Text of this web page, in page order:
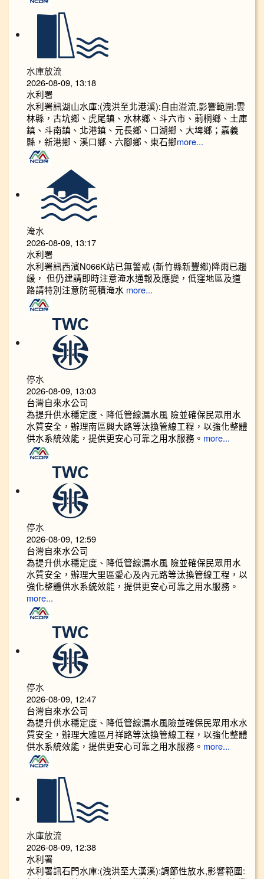
水庫放流
2026-08-09, 13:18
水利署
水利署訊湖山水庫:(洩洪至北港溪):自由溢流,影響範圍:雲
林縣，古坑鄉、虎尾鎮、水林鄉、斗六市、莿桐鄉、土庫
鎮、斗南鎮、北港鎮、元長鄉、口湖鄉、大埤鄉；嘉義
縣，新港鄉、溪口鄉、六腳鄉、東石鄉more...
淹水
2026-08-09, 13:17
水利署
水利署訊西濱N066K站已無警戒 (新竹縣新豐鄉)降雨已趨
緩， 但仍建請即時注意淹水通報及應變，低窪地區及道
路請特別注意防範積淹水 more...
停水
2026-08-09, 13:03
台灣自來水公司
為提升供水穩定度、降低管線漏水風 險並確保民眾用水
水質安全，辦理南區興大路等汰換管線工程，以強化整體
供水系統效能，提供更安心可靠之用水服務。 more...
停水
2026-08-09, 12:59
台灣自來水公司
為提升供水穩定度、降低管線漏水風 險並確保民眾用水
水質安全，辦理大里區愛心及內元路等汰換管線工程，以
強化整體供水系統效能，提供更安心可靠之用水服務。
more...
停水
2026-08-09, 12:47
台灣自來水公司
為提升供水穩定度、降低管線漏水風險並確保民眾用水水
質安全，辦理大雅區月祥路等汰換管線工程，以強化整體
供水系統效能，提供更安心可靠之用水服務。 more...
水庫放流
2026-08-09, 12:38
水利署
水利署訊石門水庫:(洩洪至大漢溪):調節性放水,影響範圍: